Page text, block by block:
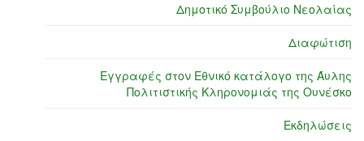
Δημοτικό Συμβούλιο Νεολαίας
Διαφώτιση
Εγγραφές στον Εθνικό κατάλογο της Άυλης
Πολιτιστικής Κληρονομιάς της Ουνέσκο
Εκδηλώσεις